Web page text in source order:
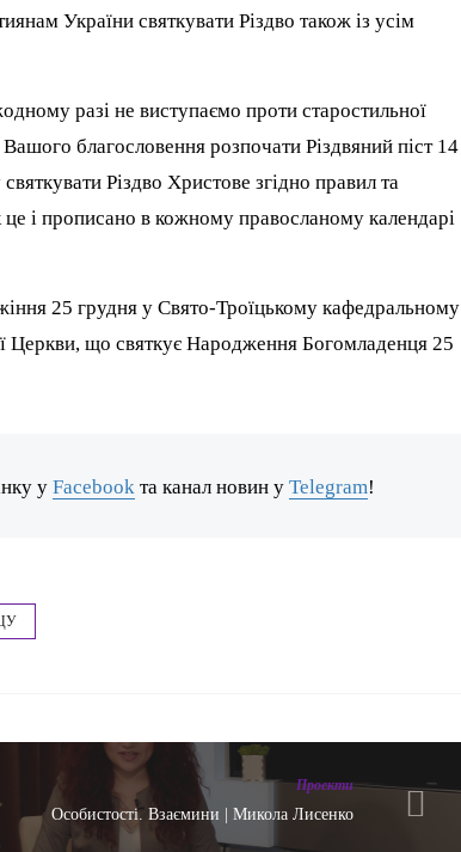
України святкувати Різдво також із усім
разі не виступаємо проти старостильної
благословення розпочати Різдвяний піст 14
Різдво Христове згідно правил та
і прописано в кожному правосланому календарі
25 грудня у Свято-Троїцькому кафедральному
Церкви, що святкує Народження Богомладенця 25
уFacebook та канал новин уTelegram!
Проекти
Особистості. Взаємини | Микола Лисенко